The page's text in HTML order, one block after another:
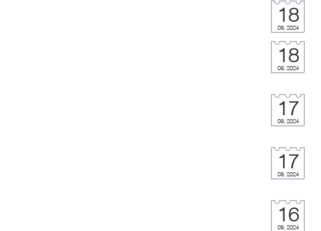
18
09, 2024
18
09, 2024
17
09, 2024
17
09, 2024
16
09, 2024